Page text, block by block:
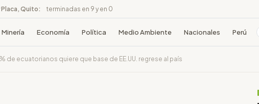
Placa, Quito: terminadas en 9 y en 0
Minería Economía Política Medio Ambiente Nacionales Perú
de ecuatorianos quiere que base de EE.UU. regrese al país